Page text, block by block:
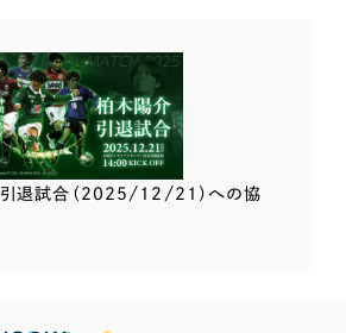
引退試合（2025/12/21）への協